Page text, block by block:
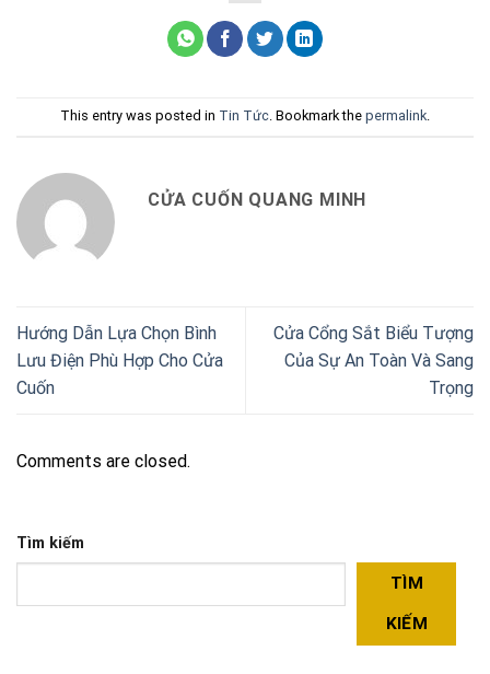
This entry was posted in Tin Tức. Bookmark the permalink.
CỬA CUỐN QUANG MINH
Hướng Dẫn Lựa Chọn Bình
Lưu Điện Phù Hợp Cho Cửa
Cuốn
Cửa Cổng Sắt Biểu Tượng
Của Sự An Toàn Và Sang
Trọng
Comments are closed.
Tìm kiếm
TÌM
KIẾM